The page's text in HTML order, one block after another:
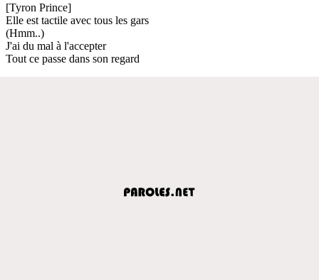
[Tyron Prince]
Elle est tactile avec tous les gars
(Hmm..)
J'ai du mal à l'accepter
Tout ce passe dans son regard